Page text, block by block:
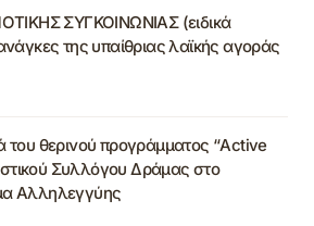
ΣΥΓΚΟΙΝΩΝΙΑΣ (ειδικά
της υπαίθριας λαϊκής αγοράς
του θερινού προγράμματος “Active
Συλλόγου Δράμας στο
Αλληλεγγύης